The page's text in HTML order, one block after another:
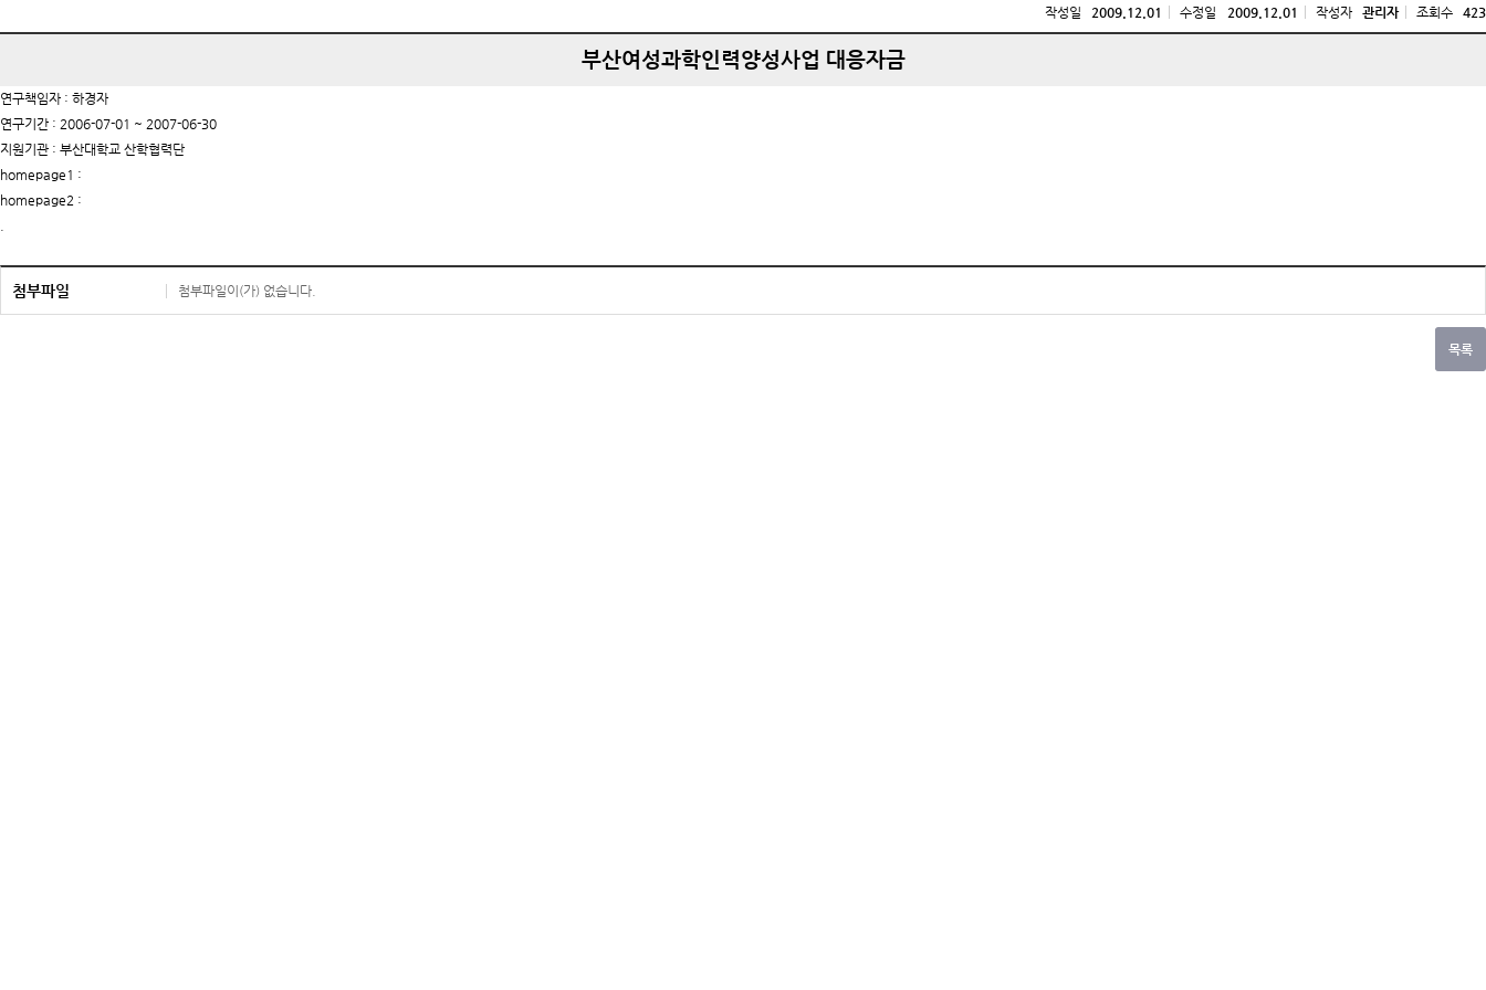
작성일 2009.12.01 수정일 2009.12.01 작성자 관리자 조회수 423
부산여성과학인력양성사업 대응자금
연구책임자 : 하경자
연구기간 : 2006-07-01 ~ 2007-06-30
지원기관 : 부산대학교 산학협력단
homepage1 :
homepage2 :
첨부파일 첨부파일이(가) 없습니다.